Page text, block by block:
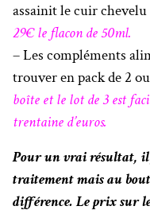
assainit le cuir
29€ le flacon de 50ml.
– Les compléments
trouver en pack de 2
boîte et le lot de 3 est
trentaine d’euros.
Pour un vrai résultat, il
traitement mais au
différence. Le prix sur